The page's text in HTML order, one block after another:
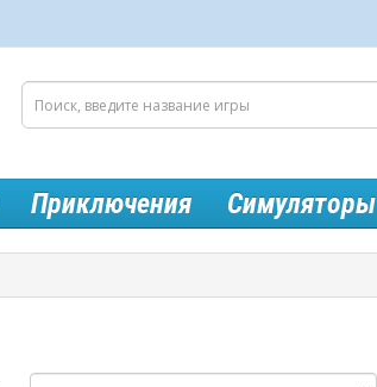
Приключения Симуляторы